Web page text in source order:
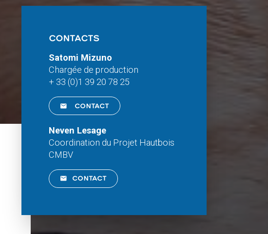
CONTACTS
Satomi Mizuno
Chargée de production
+ 33 (0)1 39 20 78 25
CONTACT
Neven Lesage
Coordination du Projet Hautbois
CMBV
CONTACT